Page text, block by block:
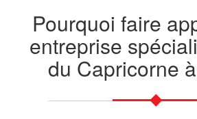
Pourquoi faire
entreprise
du Capricorne